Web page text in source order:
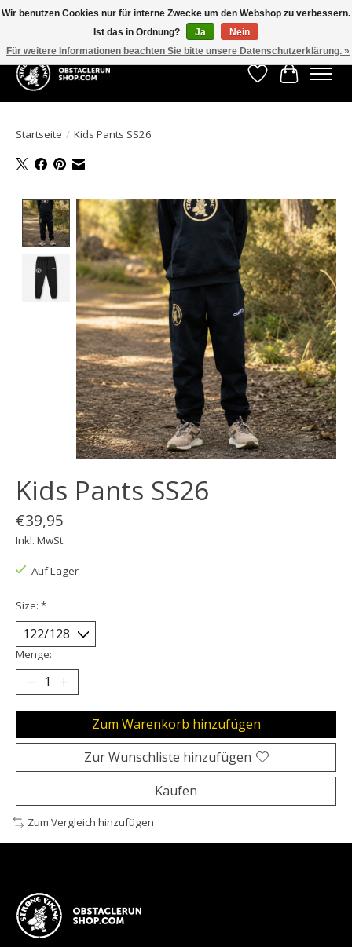
All the gear you need for your Strong Viking Obstacle Run!
Wunschzettel
Ihr
Startseite / Kids Pants SS26
Product image slideshow Items
Kids Pants SS26
€39,95
Inkl. MwSt.
Auf Lager
Size: *
Menge:
Zum Warenkorb hinzufügen
Zur Wunschliste hinzufügen
Kaufen
Zum Vergleich hinzufügen
Wir benutzen Cookies nur für interne Zwecke um den Webshop zu verbessern.
Ist das in Ordnung?
Ja
Nein
Für weitere Informationen beachten Sie bitte unsere Datenschutzerklärung. »